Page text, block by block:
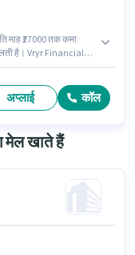
माह ₹27000 तक कमा
है। Vryr Financial
अप्लाई कॉल
मेल खाते हैं